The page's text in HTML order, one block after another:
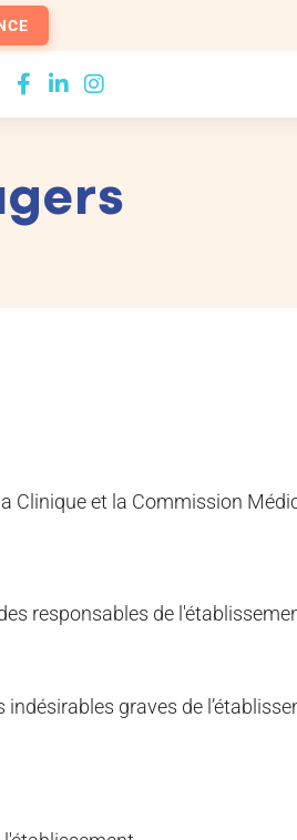
Clinique et la Commission
responsables de
graves de